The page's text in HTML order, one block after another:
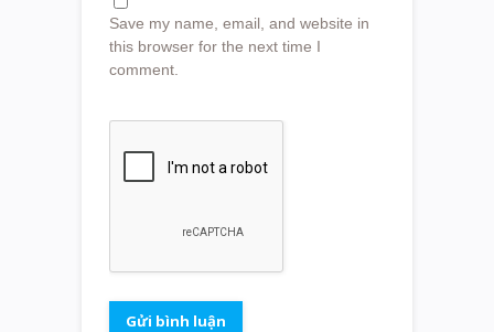
Save my name, email, and website in
this browser for the next time I
comment.